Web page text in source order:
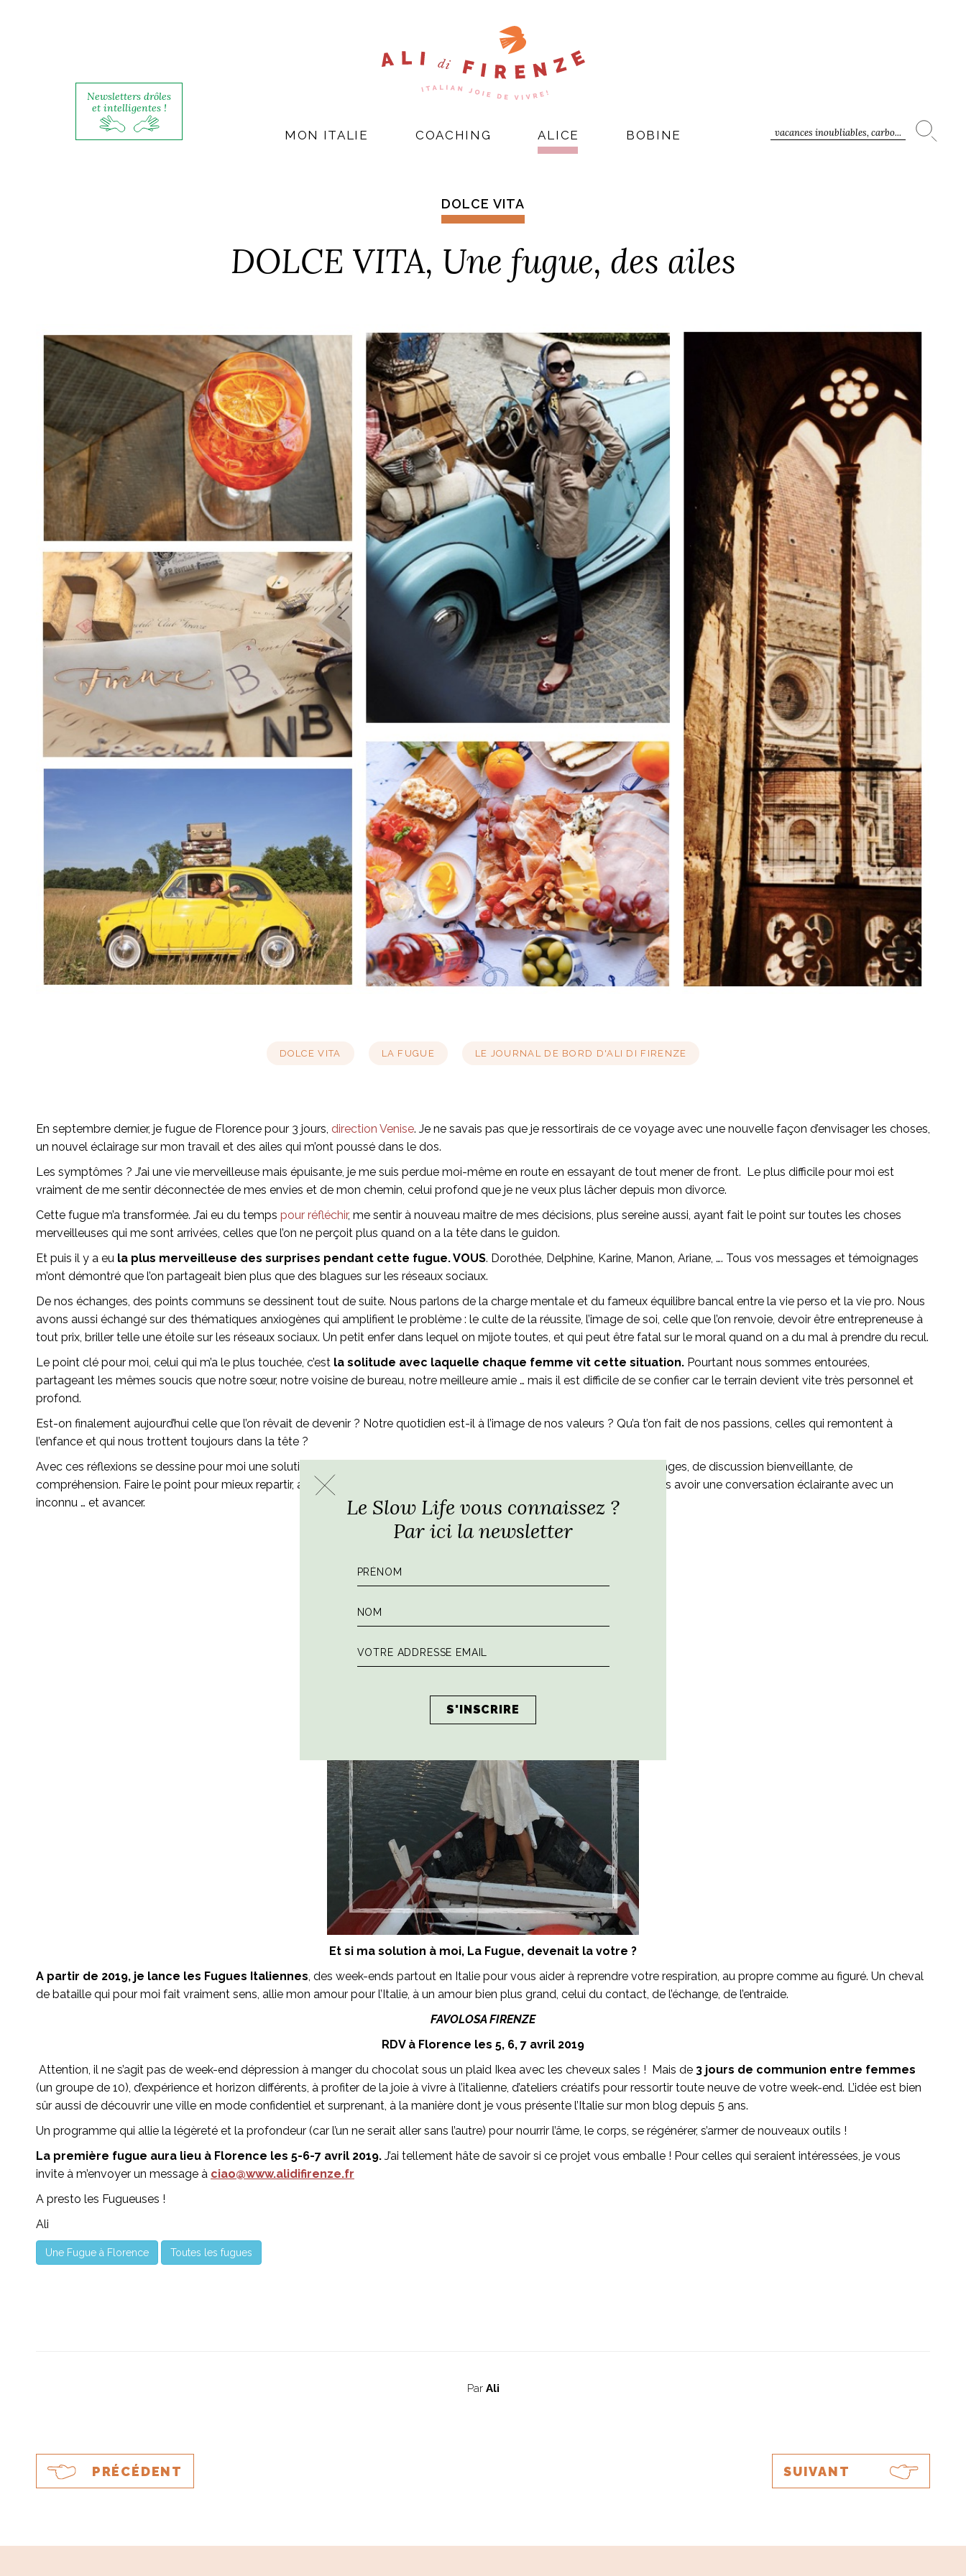
Newsletters drôles
et intelligentes !
vacances inoubliables, carbo...
MON ITALIE COACHING ALICE BOBINE
DOLCE VITA
DOLCE VITA, Une fugue, des ailes
DOLCE VITA LA FUGUE LE JOURNAL DE BORD D'ALI DI FIRENZE
En septembre dernier, je fugue de Florence pour 3 jours, direction Venise. Je ne savais pas que je ressortirais de ce voyage avec une nouvelle façon d’envisager les choses,
un nouvel éclairage sur mon travail et des ailes qui m’ont poussé dans le dos.
Les symptômes ? J’ai une vie merveilleuse mais épuisante, je me suis perdue moi-même en route en essayant de tout mener de front. Le plus difficile pour moi est
vraiment de me sentir déconnectée de mes envies et de mon chemin, celui profond que je ne veux plus lâcher depuis mon divorce.
Cette fugue m’a transformée. J’ai eu du temps pour réfléchir, me sentir à nouveau maitre de mes décisions, plus sereine aussi, ayant fait le point sur toutes les choses
merveilleuses qui me sont arrivées, celles que l’on ne perçoit plus quand on a la tête dans le guidon.
Et puis il y a eu la plus merveilleuse des surprises pendant cette fugue. VOUS. Dorothée, Delphine, Karine, Manon, Ariane, …. Tous vos messages et témoignages
m’ont démontré que l’on partageait bien plus que des blagues sur les réseaux sociaux.
De nos échanges, des points communs se dessinent tout de suite. Nous parlons de la charge mentale et du fameux équilibre bancal entre la vie perso et la vie pro. Nous
avons aussi échangé sur des thématiques anxiogènes qui amplifient le problème : le culte de la réussite, l’image de soi, celle que l’on renvoie, devoir être entrepreneuse à
tout prix, briller telle une étoile sur les réseaux sociaux. Un petit enfer dans lequel on mijote toutes, et qui peut être fatal sur le moral quand on a du mal à prendre du recul.
Le point clé pour moi, celui qui m’a le plus touchée, c’est la solitude avec laquelle chaque femme vit cette situation. Pourtant nous sommes entourées,
partageant les mêmes soucis que notre sœur, notre voisine de bureau, notre meilleure amie … mais il est difficile de se confier car le terrain devient vite très personnel et
profond.
Est-on finalement aujourd’hui celle que l’on rêvait de devenir ? Notre quotidien est-il à l’image de nos valeurs ? Qu’a t’on fait de nos passions, celles qui remontent à
l’enfance et qui nous trottent toujours dans la tête ?
Avec ces réflexions se dessine pour moi une solution car il me semble que nous avons toutes un besoin viscéral d’échanges, de discussion bienveillante, de
compréhension. Faire le point pour mieux repartir, appuyer sur pause pour redevenir douce avec soi-même, pourquoi pas avoir une conversation éclairante avec un
inconnu … et avancer.
Et si ma solution à moi, La Fugue, devenait la votre ?
A partir de 2019, je lance les Fugues Italiennes , des week-ends partout en Italie pour vous aider à reprendre votre respiration, au propre comme au figuré. Un cheval
de bataille qui pour moi fait vraiment sens, allie mon amour pour l’Italie, à un amour bien plus grand, celui du contact, de l’échange, de l’entraide.
FAVOLOSA FIRENZE
RDV à Florence les 5, 6, 7 avril 2019
Attention, il ne s’agit pas de week-end dépression à manger du chocolat sous un plaid Ikea avec les cheveux sales ! Mais de 3 jours de communion entre femmes
(un groupe de 10), d’expérience et horizon différents, à profiter de la joie à vivre à l’italienne, d’ateliers créatifs pour ressortir toute neuve de votre week-end. L’idée est bien
sûr aussi de découvrir une ville en mode confidentiel et surprenant, à la manière dont je vous présente l’Italie sur mon blog depuis 5 ans.
Un programme qui allie la légèreté et la profondeur (car l’un ne serait aller sans l’autre) pour nourrir l’âme, le corps, se régénérer, s’armer de nouveaux outils !
La première fugue aura lieu à Florence les 5-6-7 avril 2019. J’ai tellement hâte de savoir si ce projet vous emballe ! Pour celles qui seraient intéressées, je vous
invite à m’envoyer un message à ciao@www.alidifirenze.fr
A presto les Fugueuses !
Ali
Une Fugue à Florence Toutes les fugues
Par Ali
PRÉCÉDENT SUIVANT
Le Slow Life vous connaissez ?
Par ici la newsletter